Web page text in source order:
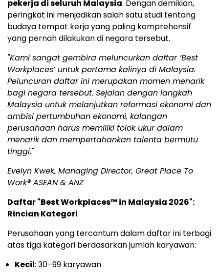
pekerja di seluruh Malaysia. Dengan demikian,
peringkat ini menjadikan salah satu studi tentang
budaya tempat kerja yang paling komprehensif
yang pernah dilakukan di negara tersebut.
"Kami sangat gembira meluncurkan daftar ‘Best
Workplaces’ untuk pertama kalinya di Malaysia.
Peluncuran daftar ini merupakan momen menarik
bagi negara tersebut. Sejalan dengan langkah
Malaysia untuk melanjutkan reformasi ekonomi dan
ambisi pertumbuhan ekonomi, kalangan
perusahaan harus memiliki tolok ukur dalam
menarik dan mempertahankan talenta bermutu
tinggi."
Evelyn Kwek, Managing Director, Great Place To
Work® ASEAN & ANZ
Daftar "Best Workplaces™ in Malaysia 2026":
Rincian Kategori
Perusahaan yang tercantum dalam daftar ini terbagi
atas tiga kategori berdasarkan jumlah karyawan:
Kecil: 30–99 karyawan